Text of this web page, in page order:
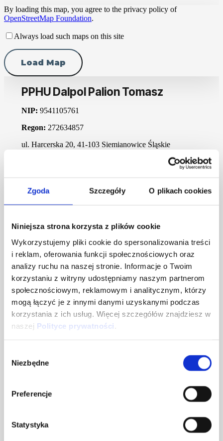
Zgoda Szczegóły O plikach cookies
Niniejsza strona korzysta z plików cookie
Wykorzystujemy pliki cookie do spersonalizowania treści
i reklam, oferowania funkcji społecznościowych oraz
analizy ruchu na naszej stronie. Informacje o Twoim
korzystaniu z witryny udostępniamy naszym partnerom
społecznościowym, reklamowym i analitycznym, którzy
mogą łączyć je z innymi danymi uzyskanymi podczas
korzystania z ich usług. Więcej szczegółów znajdziesz w
naszej Polityce prywatności
zgody
Niezbędne
Preferencje
Statystyka
By loading this map, you agree to the privacy policy of
OpenStreetMap Foundation.
Always load such maps on this site
Load Map
PPHU Dalpol Palion Tomasz
NIP: 9541105761
Regon: 272634857
ul. Harcerska 20, 41-103 Siemianowice Śląskie
Sprzedaż jachtów
Nowe / Stocznia
+48 510 108 537
czartery@dalpolyacht.pl
Używane / Outlet
+48 506 506 704
czartery@dalpolyacht.pl
Napisz do nas!
Imię *
Email *